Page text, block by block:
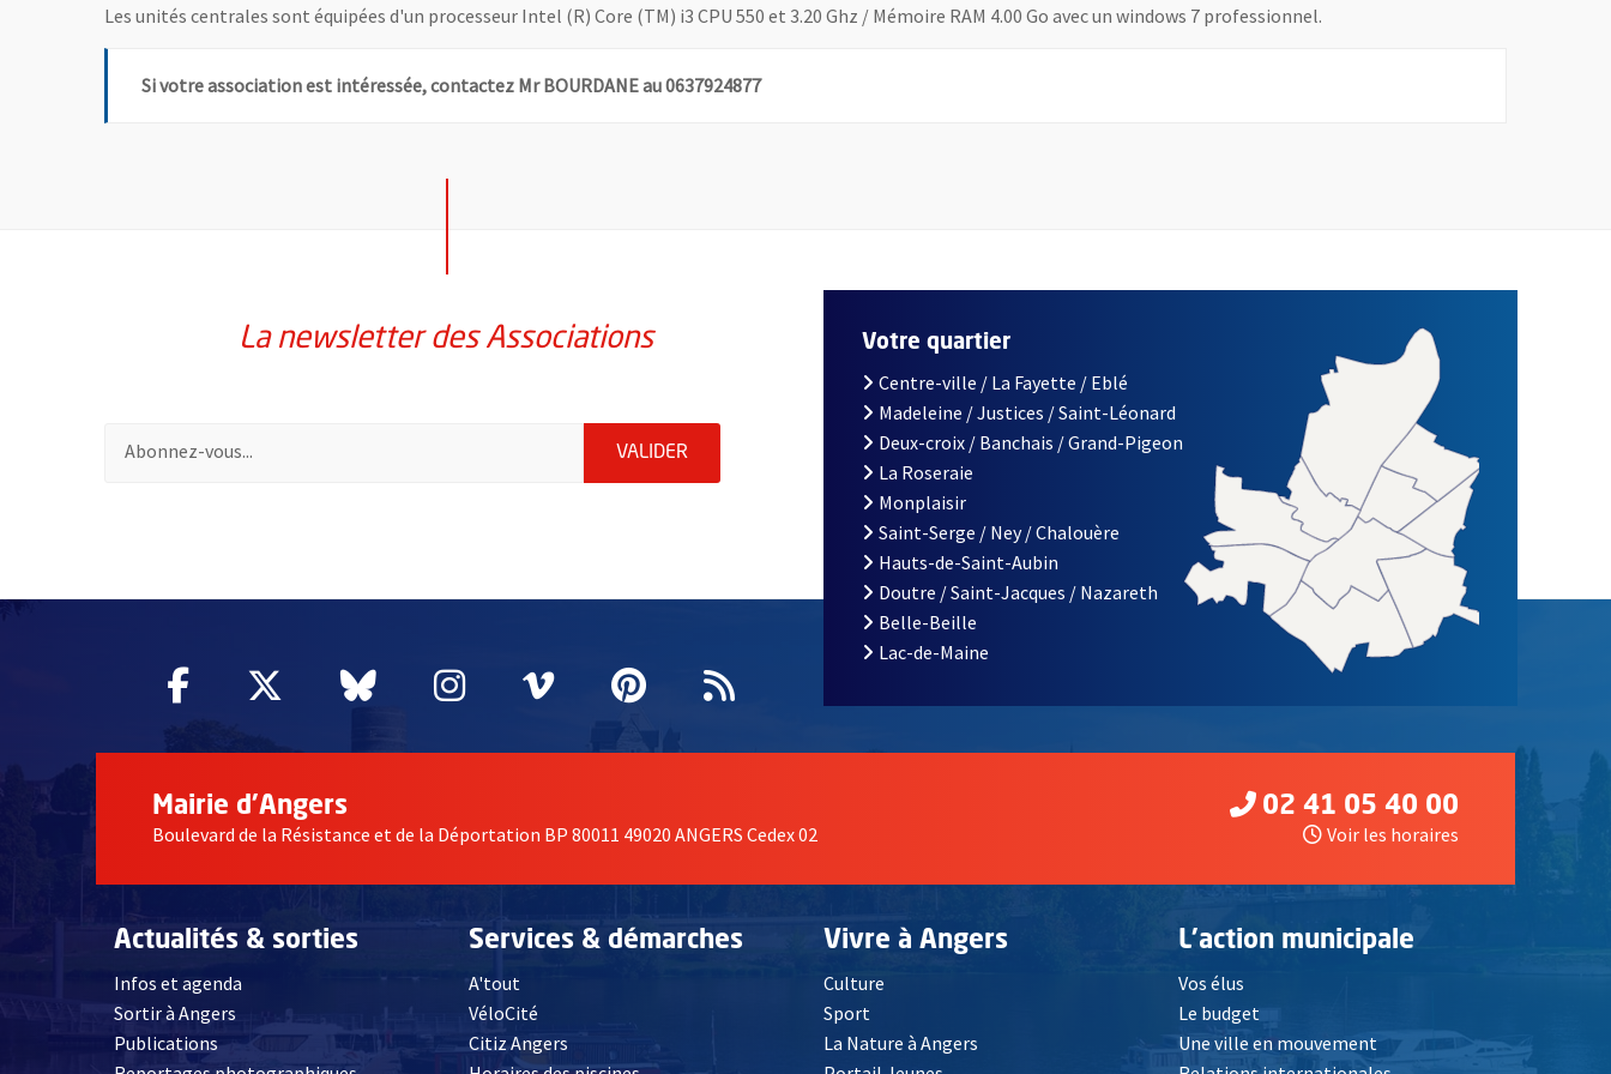
Les unités centrales sont équipées d'un processeur Intel (R) Core (TM) i3 CPU 550 et 3.20 Ghz / Mémoire RAM 4.00 Go avec un windows 7 professionnel.
Si votre association est intéressée, contactez Mr BOURDANE au 0637924877
La newsletter des Associations
Pour vous inscrire à la lettre d'information des associations de la ville d'Angers, indiquez votre email (champ obligatoire)
VALIDERENVOYER MA DEMANDE D'INSCRIPTION À LA LETTRE D'INFORMATION DES ASSOCIATIONS DE LA VILLE
Facebook
, Ouvre une nouvelle fenêtre
Twitter
, Ouvre une nouvelle fenêtre
Bluesky
, Ouvre une nouvelle fenêtre
Instagram
, Ouvre une nouvelle fenêtre
Vimeo
, Ouvre une nouvelle fenêtre
Pinterest
, Ouvre une nouvelle fenêtre
Flux RSS
Votre quartier
Centre-ville / La Fayette / Eblé
Madeleine / Justices / Saint-Léonard
Deux-croix / Banchais / Grand-Pigeon
La Roseraie
Monplaisir
Saint-Serge / Ney / Chalouère
Hauts-de-Saint-Aubin
Doutre / Saint-Jacques / Nazareth
Belle-Beille
Lac-de-Maine
Mairie d'Angers
Boulevard de la Résistance et de la Déportation BP 80011 49020 ANGERS Cedex 02
02 41 05 40 00
Voir les horaires
Actualités & sorties
Infos et agenda
Sortir à Angers
Publications
Services & démarches
A'tout
VéloCité
Citiz Angers , Ouvre une nouvelle fenêtre
Vivre à Angers
Culture
Sport
La Nature à Angers
L'action municipale
Vos élus
Le budget
Une ville en mouvement